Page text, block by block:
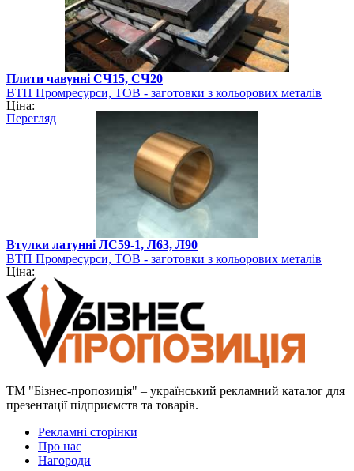
Плити чавунні СЧ15, СЧ20
ВТП Промресурси, ТОВ - заготовки з кольорових металів
Ціна:
Перегляд
Втулки латунні ЛС59-1, Л63, Л90
ВТП Промресурси, ТОВ - заготовки з кольорових металів
Ціна:
ТМ "Бізнес-пропозиція" – український рекламний каталог для
презентації підприємств та товарів.
Рекламні сторінки
Про нас
Нагороди